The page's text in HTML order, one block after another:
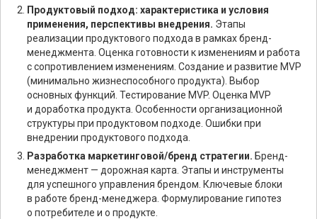
Продуктовый подход: характеристика и условия
применения, перспективы внедрения. Этапы
реализации продуктового подхода в рамках бренд-
менеджмента. Оценка готовности к изменениям и работа
с сопротивлением изменениям. Создание и развитие MVP
(минимально жизнеспособного продукта). Выбор
основных функций. Тестирование MVP. Оценка MVP
и доработка продукта. Особенности организационной
структуры при продуктовом подходе. Ошибки при
внедрении продуктового подхода.
Разработка маркетинговой/бренд стратегии. Бренд-
менеджмент — дорожная карта. Этапы и инструменты
для успешного управления брендом. Ключевые блоки
в работе бренд-менеджера. Формулирование гипотез
о потребителе и о продукте.